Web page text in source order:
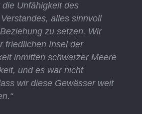
Unfähigkeit des
alles sinnvoll
zu setzen. Wir
friedlichen Insel der
inmitten schwarzer Meere
und es war nicht
wir diese Gewässer weit